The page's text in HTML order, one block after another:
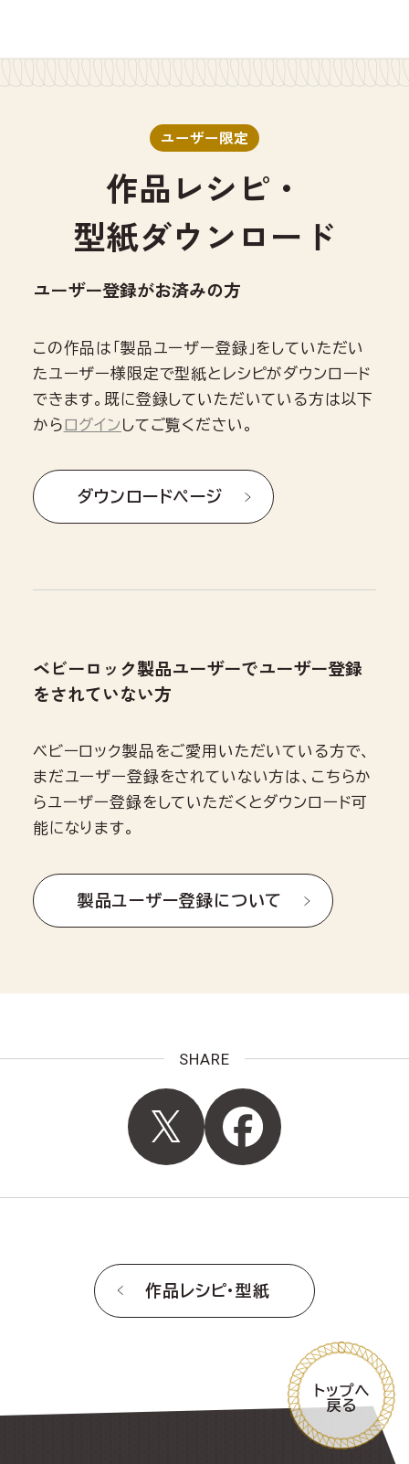
ユーザー限定
作品レシピ・
型紙ダウンロード
ユーザー登録がお済みの方
この作品は「製品ユーザー登録」をしていただい
たユーザー様限定で型紙とレシピがダウンロード
できます。既に登録していただいている方は以下
からログイン してご覧ください。
ダウンロードページ
ベビーロック製品ユーザーでユーザー登録
をされていない方
ベビーロック製品をご愛用いただいている方で、
まだユーザー登録をされていない方は、こちらか
らユーザー登録をしていただくとダウンロード可
能になります。
製品ユーザー登録について
SHARE
作品レシピ・型紙